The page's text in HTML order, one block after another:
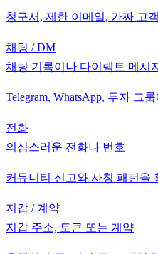
청구서, 제한 이메일, 가짜 고
채팅 / DM
채팅 기록이나 다이렉트 메시지
Telegram, WhatsApp, 투자 그
전화
의심스러운 전화나 번호
커뮤니티 신고와 사칭 패턴을
지갑 / 계약
지갑 주소, 토큰 또는 계약